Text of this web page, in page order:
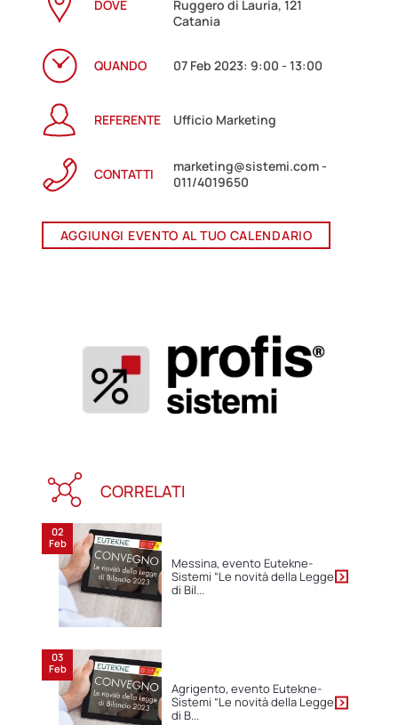
DOVE
Ruggero di Lauria, 121
Catania
QUANDO 07 Feb 2023: 9:00 - 13:00
REFERENTE Ufficio Marketing
CONTATTI
marketing@sistemi.com -
011/4019650
AGGIUNGI EVENTO AL TUO CALENDARIO
CORRELATI
02
Feb
Messina, evento Eutekne-
Sistemi “Le novità della Legge
di Bil...
03
Feb
Agrigento, evento Eutekne-
Sistemi “Le novità della Legge
di B...